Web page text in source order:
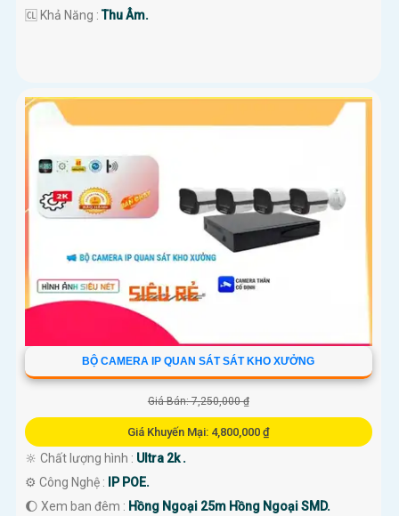
️🆑 Khả Năng :Thu Âm.
BỘ CAMERA IP QUAN SÁT SÁT KHO XƯỞNG
Giá Bán: 7,250,000 ₫
Giá Khuyến Mại: 4,800,000 ₫
🔆 Chất lượng hình : Ultra 2k .
⚙ Công Nghệ :
IP POE.
🌔 Xem ban đêm : Hồng Ngoại 25m Hồng Ngoại SMD.